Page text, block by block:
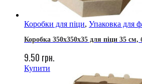
Коробки для піци, Упаковка для
Коробка 350х350х35 для піци 35 см,
9.50 грн.
Купити